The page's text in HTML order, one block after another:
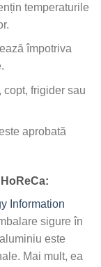
temperaturile
împotriva
copt, frigider sau
aprobată
Information
sigure în
este
Mai mult, ea